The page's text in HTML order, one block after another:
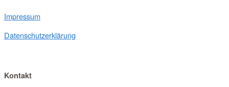
Impressum
Datenschutzerklärung
Kontakt